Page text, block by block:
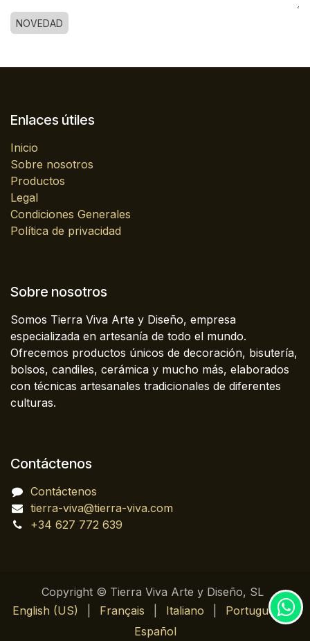
NOVEDAD
Enlaces útiles
Inicio
Sobre nosotros
Productos
Legal
Condiciones Generales
Política de privacidad
Sobre nosotros
Somos Tierra Viva Arte y Diseño, empresa
especializada en artesanía de todo el mundo.
Ofrecemos productos únicos de decoración, bisutería,
bolsos, candiles, cerámica y mucho más, elaborados
con técnicas artesanales tradicionales de diferentes
culturas.
Contáctenos
Contáctenos
tierra-viva@tierra-viva.com
+34 627 772 639
Copyright © Tierra Viva Arte y Diseño, SL
English (US)
Français Italiano Português
|
Español